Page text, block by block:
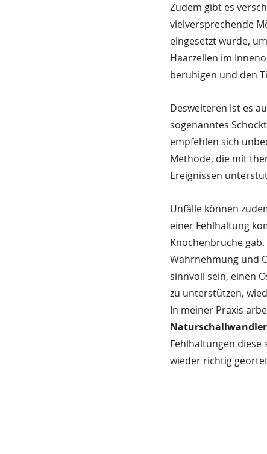
Zudem gibt es
vielversprechende
eingesetzt wurde,
Haarzellen im
beruhigen und den
Desweiteren ist es
sogenanntes
empfehlen sich
Methode, die mit
Ereignissen
Unfälle können
einer Fehlhaltung
Knochenbrüche
Wahrnehmung und
sinnvoll sein, einen
zu unterstützen,
In meiner Praxis
Fehlhaltungen diese
wieder richtig